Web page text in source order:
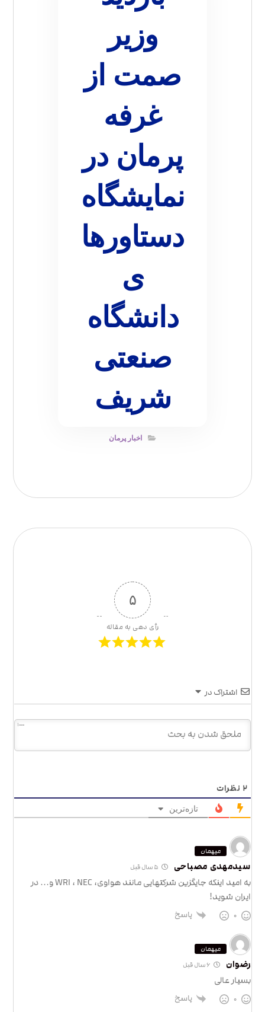
وزیر
صمت از
غرفه
پرمان در
نمایشگاه
دستاورها
ی
دانشگاه
صنعتی
شریف
اخبار پرمان
۵
رأی دهی به مقاله
اشتراک در
1000
۲ نظرات
تازه‌ترین
میهمان
سیدمهدی مصباحی ۵ سال قبل
به امید اینکه جایگزین شرکتهایی مانند هواوی، WRI ، NEC و… در
ایران شوید!
۰ پاسخ
میهمان
رضوان
بسیار عالی
۰ پاسخ